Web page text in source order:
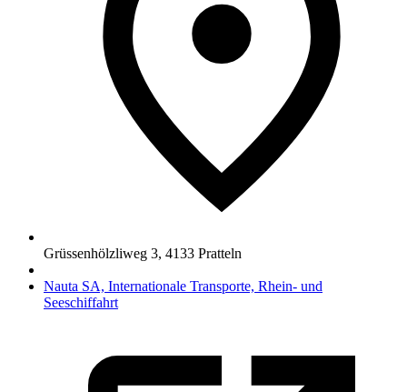
Grüssenhölzliweg 3, 4133 Pratteln
Nauta SA, Internationale Transporte, Rhein- und
Seeschiffahrt